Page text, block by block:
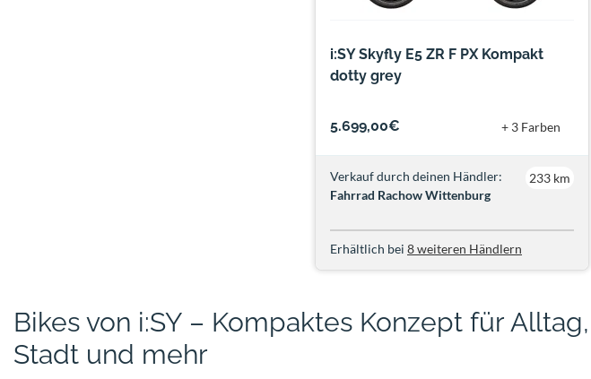
i:SY Skyfly E5 ZR F PX Kompakt
dotty grey
5.699,00€ + 3 Farben
Verkauf durch deinen Händler:
Fahrrad Rachow Wittenburg
233 km
Erhältlich bei 8 weiteren Händlern
Bikes von i:SY – Kompaktes Konzept für Alltag,
Stadt und mehr